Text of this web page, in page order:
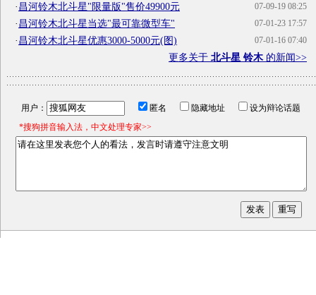
07-09-19 08:25
·昌河铃木北斗星"限量版"售价49900元
07-01-23 17:57
·昌河铃木北斗星当选"最可靠微型车"
07-01-16 07:40
·昌河铃木北斗星优惠3000-5000元(图)
更多关于 北斗星 铃木的新闻>>
用户： 匿名 隐藏地址
设为辩论话题
*搜狗拼音输入法，中文处理专家>>